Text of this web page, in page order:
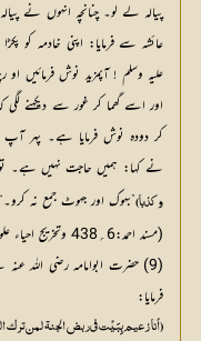
پيالہ لے لو۔ چنانچہ انہوں نے
عائشہ سے فرمايا: اپنى خادمہ كو
علیہ وسلم ! آپمزيد نوش فرمائيں او
اور اسے گھما كر غور سے ديكهنے
كر دودہ نوش فرمايا ہے۔ پهر آپ
نے كہا: ہميں حاجت نہيں ہے۔ تو
وكذبا )”بهوك اور جهوٹ جمع نہ كرو۔“
(مسند احمد:6؍438 وتخريج احياء علوم الدين: 3؍141 و آداب الزفاف: ص19)
(9) حضرت ابوامامہ رضی اللہ
فرمايا:
(أنا زعيم بِبَيْت في ربض الجنة لمن ترك